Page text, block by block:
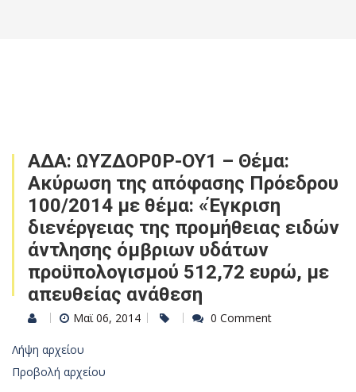
ΑΔΑ: ΩΥΖΔΟΡ0Ρ-ΟΥ1 – Θέμα:
Ακύρωση της απόφασης Πρόεδρου
100/2014 με θέμα: «Έγκριση
διενέργειας της προμήθειας ειδών
άντλησης όμβριων υδάτων
προϋπολογισμού 512,72 ευρώ, με
απευθείας ανάθεση
Μαϊ 06, 2014 0 Comment
Λήψη αρχείου
Προβολή αρχείου